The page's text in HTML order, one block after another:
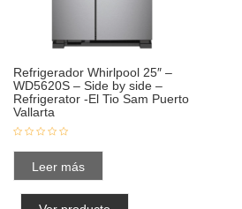
Refrigerador Whirlpool 25″ –
WD5620S – Side by side –
Refrigerator -El Tio Sam Puerto
Vallarta
Leer más